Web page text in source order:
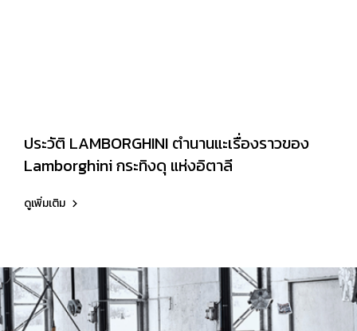
ประวัติ LAMBORGHINI ตำนานแะเรื่องราวของ
Lamborghini กระทิงดุ แห่งอิตาลี
ดูเพิ่มเติม